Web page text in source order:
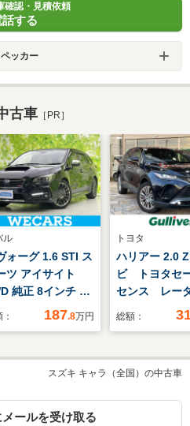
確認・見積依頼
話する
ッカー
古車 ［PR］
ル
ォーグ 1.6 STI ス
ツ アイサイト
純正 8インチ SD
/デジタルインナ
防止支援システ
シート フルレザー/
/ヘッドランプ
187.8万円
トヨタ
ハリアー 2.0
ビ トヨタセ
センス レー
コン 全方位
ー オートホ
コーナーセ
総額：
スズキ キャラ（全国）の中古車
ールを受け取る